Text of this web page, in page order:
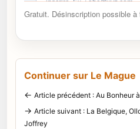
Gratuit. Désinscription possible à
Continuer sur Le Mague
← Article précédent : Au Bonheur
→ Article suivant : La Belgique,
Joffrey